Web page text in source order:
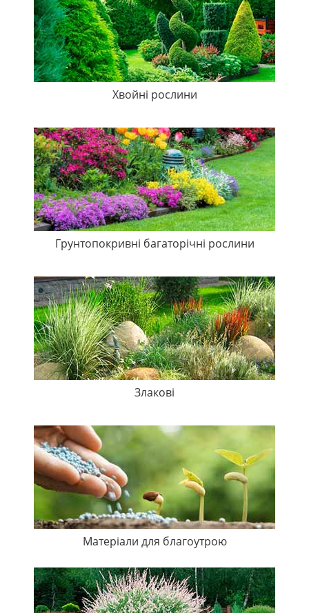
Хвойні рослини
Грунтопокривні багаторічні рослини
Злакові
Матеріали для благоутрою